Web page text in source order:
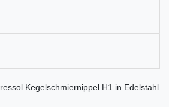
Kegelschmiernippel H1 in Edelstahl